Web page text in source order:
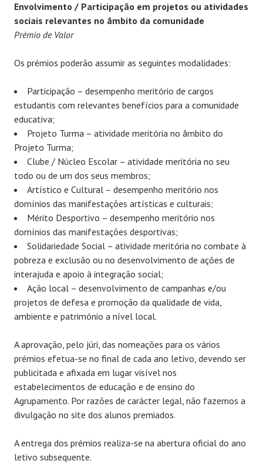
Envolvimento / Participação em projetos ou atividades
sociais relevantes no âmbito da comunidade
Prémio de Valor
Os prémios poderão assumir as seguintes modalidades:
Participação – desempenho meritório de cargos
estudantis com relevantes benefícios para a comunidade
educativa;
Projeto Turma – atividade meritória no âmbito do
Projeto Turma;
Clube / Núcleo Escolar – atividade meritória no seu
todo ou de um dos seus membros;
Artístico e Cultural – desempenho meritório nos
domínios das manifestações artísticas e culturais;
Mérito Desportivo – desempenho meritório nos
domínios das manifestações desportivas;
Solidariedade Social – atividade meritória no combate à
pobreza e exclusão ou no desenvolvimento de ações de
interajuda e apoio à integração social;
Ação local – desenvolvimento de campanhas e/ou
projetos de defesa e promoção da qualidade de vida,
ambiente e património a nível local.
A aprovação, pelo júri, das nomeações para os vários
prémios efetua-se no final de cada ano letivo, devendo ser
publicitada e afixada em lugar visível nos
estabelecimentos de educação e de ensino do
Agrupamento. Por razões de carácter legal, não fazemos a
divulgação no site dos alunos premiados.
A entrega dos prémios realiza-se na abertura oficial do ano
letivo subsequente.